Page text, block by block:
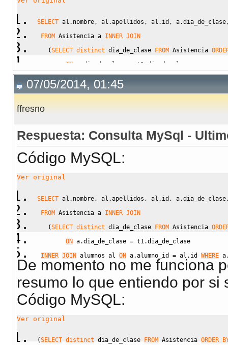
SELECT al.nombre , al.apellidos , al.id , a.dia_de_clase
FROM Asistencia a INNER JOIN
(SELECT distinct dia_de_clase FROM Asistencia
ON a.dia_de_clase
t1.dia_de_clase
INNER
JOIN alumnos al ON
07/05/2014, 01:45
ffresno
Respuesta: Consulta MySql -
Código MySQL:
Ver original
SELECT al.nombre , al.apellidos , al.id , a.dia_de_clase
FROM Asistencia a INNER JOIN
(SELECT distinct dia_de_clase FROM Asistencia
ON a.dia_de_clase = t1.dia_de_clase
INNER JOIN alumnos al ON a.alumno_id = al.id WHERE
De momento no me funciona
resumo lo que entiendo por si
Código MySQL:
Ver original
(SELECT distinct dia_de_clase FROM Asistencia ORDER